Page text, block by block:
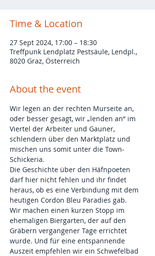
Time & Location
27 Sept 2024, 17:00 – 18:30
Treffpunk Lendplatz Pestsäule, Lendpl.,
8020 Graz, Österreich
About the event
Wir legen an der rechten Murseite an,
oder besser gesagt, wir „lenden an“ im
Viertel der Arbeiter und Gauner,
schlendern über den Marktplatz und
mischen uns somit unter die Town-
Schickeria.
Die Geschichte über den Häfnpoeten
darf hier nicht fehlen und ihr findet
heraus, ob es eine Verbindung mit dem
heutigen Cordon Bleu Paradies gab.
Wir machen einen kurzen Stopp im
ehemaligen Biergarten, der auf den
Gräbern vergangener Tage errichtet
wurde. Und für eine entspannende
Auszeit empfehlen wir ein Schwefelbad